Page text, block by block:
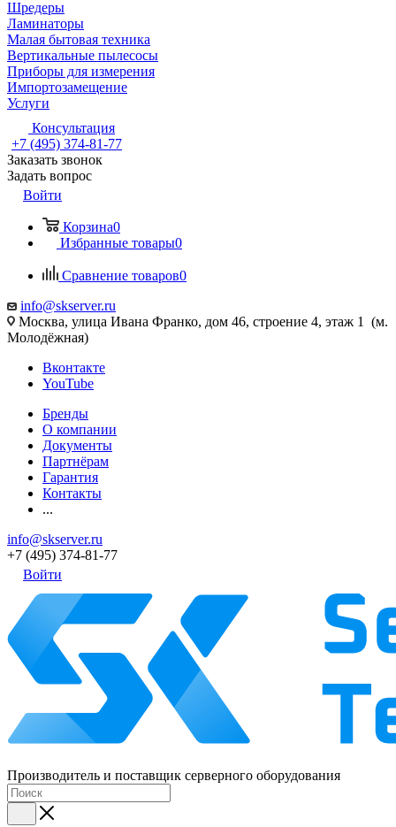
Шредеры
Ламинаторы
Малая бытовая техника
Вертикальные пылесосы
Приборы для измерения
Импортозамещение
Услуги
Консультация
+7 (495) 374-81-77
Заказать звонок
Задать вопрос
Войти
Корзина0
Избранные товары0
Сравнение товаров0
info@skserver.ru
Москва, улица Ивана Франко, дом 46, строение 4, этаж 1 (м.
Молодёжная)
Вконтакте
YouTube
Бренды
О компании
Документы
Партнёрам
Гарантия
Контакты
...
info@skserver.ru
+7 (495) 374-81-77
Войти
Производитель и поставщик серверного оборудования